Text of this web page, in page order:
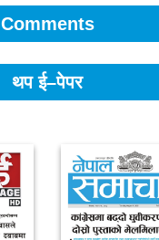
Comments
थप ई–पेपर